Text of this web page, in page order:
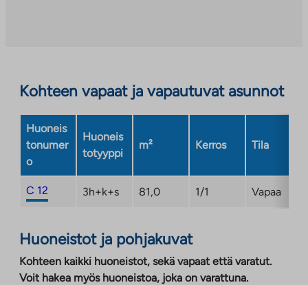
Kohteen vapaat ja vapautuvat asunnot
Huoneis
tonumer
o
Huoneis
totyyppi
m² Kerros Tila
C 12 3h+k+s 81,0 1/1 Vapaa
Huoneistot ja pohjakuvat
Kohteen kaikki huoneistot, sekä vapaat että varatut.
Voit hakea myös huoneistoa, joka on varattuna.